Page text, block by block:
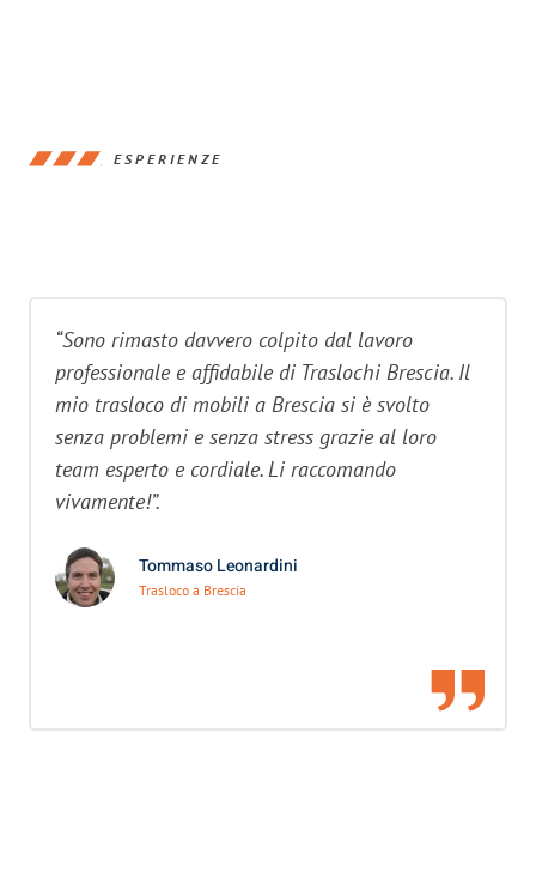
ESPERIENZE
“Sono rimasto davvero colpito dal lavoro
professionale e affidabile di Traslochi Brescia. Il
mio trasloco di mobili a Brescia si è svolto
senza problemi e senza stress grazie al loro
team esperto e cordiale. Li raccomando
vivamente!”.
Tommaso Leonardini
Trasloco a Brescia